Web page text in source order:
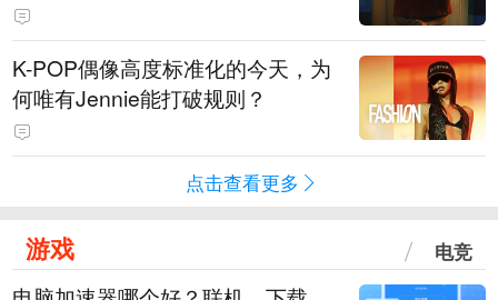
K-POP偶像高度标准化的今天，为
何唯有Jennie能打破规则？
点击查看更多
游戏 电竞